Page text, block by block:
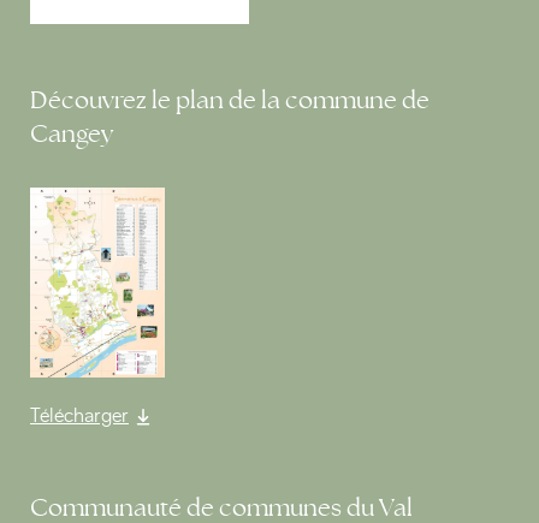
Découvrez le plan de la commune de
Cangey
Télécharger
Communauté de communes du Val